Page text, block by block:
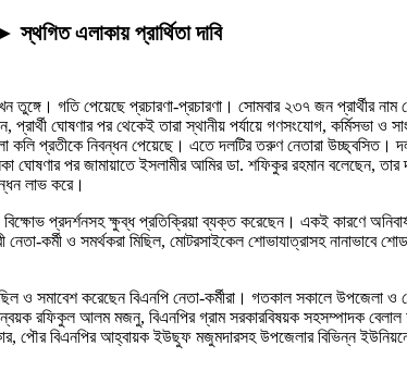
এলাকায় প্রার্থিতা দাবি
তুঙ্গে। গতি পেয়েছে প্রচারণা-প্রচারণা। সোমবার ২৩৭ জন প্রার্থীর
প্রার্থী ঘোষণার পর থেকেই তারা স্থানীয় পর্যায়ে গণসংযোগ,
কলি প্রতীকে নিবন্ধন পেয়েছে। এতে দলটির তরুণ নেতারা উচ্ছ্বসিত।
ঘোষণার পর জামায়াতে ইসলামীর আমির ডা. শফিকুর রহমান বলেছেন, তার
লাভ করে।
প্রদর্শনসহ ক্ষুব্ধ প্রতিক্রিয়া ব্যক্ত করেছেন। একই কারণে
কর্মী ও সমর্থকরা মিছিল, মোটরসাইকেল শোভাযাত্রাসহ নানাভাবে
ও সমাবেশ করেছেন বিএনপি নেতা-কর্মীরা। গতকাল সকালে
রফিকুল আলম মজনু, বিএনপির গ্রাম সরকারবিষয়ক সহসম্পাদক
পৌর বিএনপির আহ্বায়ক ইউছুফ মজুমদারসহ উপজেলার বিভিন্ন